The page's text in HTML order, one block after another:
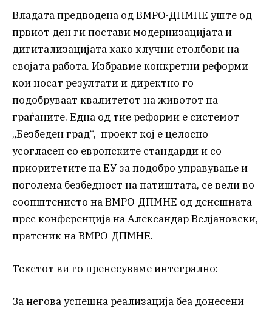
Владата предводена од ВМРО-ДПМНЕ уште од
првиот ден ги постави модернизацијата и
дигитализацијата како клучни столбови на
својата работа. Избравме конкретни реформи
кои носат резултати и директно го
подобруваат квалитетот на животот на
граѓаните. Една од тие реформи е системот
„Безбеден град“, проект кој е целосно
усогласен со европските стандарди и со
приоритетите на ЕУ за подобро управување и
поголема безбедност на патиштата, се вели во
соопштението на ВМРО-ДПМНЕ од денешната
прес конференција на Александар Велјановски,
пратеник на ВМРО-ДПМНЕ.
Текстот ви го пренесуваме интегрално:
За негова успешна реализација беа донесени